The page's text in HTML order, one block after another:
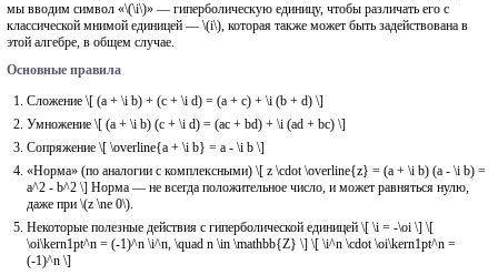
мы вводим символ «\(\i\)» — гиперболическую единицу, чтобы различать его с
классической мнимой единицей — \(i\), которая также может быть задействована в
этой алгебре, в общем случае.
Основные правила
Сложение \[ (a + \i b) + (c + \i d) = (a + c) + \i (b + d) \]
Умножение \[ (a + \i b) (c + \i d) = (ac + bd) + \i (ad + bc) \]
Сопряжение \[ \overline{a + \i b} = a - \i b \]
«Норма» (по аналогии с комплексными) \[ z \cdot \overline{z} = (a + \i b) (a - \i b) =
a^2 - b^2 \] Норма — не всегда положительное число, и может равняться нулю,
даже при \(z \ne 0\).
Некоторые полезные действия с гиперболической единицей \[ \i = -\oi \] \[
\oi\kern1pt^n = (-1)^n \i^n, \quad n \in \mathbb{Z} \] \[ \i^n \cdot \oi\kern1pt^n =
(-1)^n \]